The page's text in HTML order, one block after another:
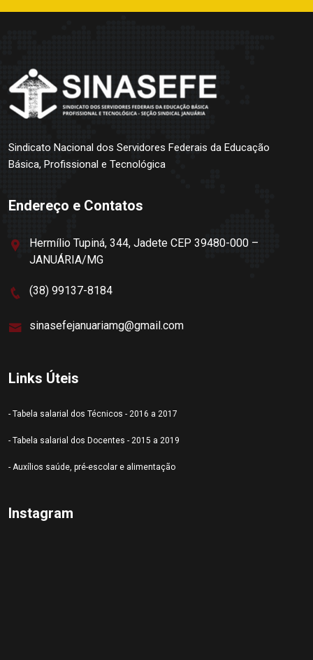
Sindicato Nacional dos Servidores Federais da Educação
Básica, Profissional e Tecnológica
Endereço e Contatos
Hermílio Tupiná, 344, Jadete CEP 39480-000 –
JANUÁRIA/MG
(38) 99137-8184
sinasefejanuariamg@gmail.com
Links Úteis
- Tabela salarial dos Técnicos - 2016 a 2017
- Tabela salarial dos Docentes - 2015 a 2019
- Auxílios saúde, pré-escolar e alimentação
Instagram